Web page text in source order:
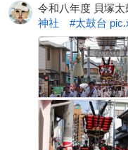
令和八年度 貝塚太
神社
#太鼓台